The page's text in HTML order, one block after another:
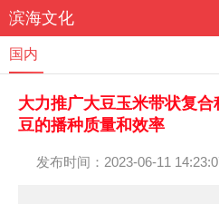
滨海文化
国内
大力推广大豆玉米带状复
豆的播种质量和效率
发布时间：2023-06-11